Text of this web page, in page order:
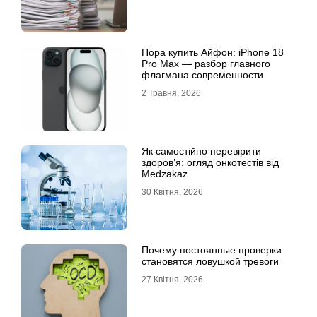
Пора купить Айфон: iPhone 18
Pro Max — разбор главного
флагмана современности
2 Травня, 2026
Як самостійно перевірити
здоров’я: огляд онкотестів від
Medzakaz
30 Квітня, 2026
Почему постоянные проверки
становятся ловушкой тревоги
27 Квітня, 2026